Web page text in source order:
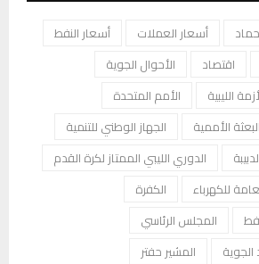
أسعار العملات
أسعار النفط
اقتصاد
الأحوال الجوية
الليبية
الأمم المتحدة
البعثة الأممية
الجهاز الوطني للتنمية
الدوري الليبي الممتاز لكرة القدم
للكهرباء
الكفرة
المجلس الرئاسي
الجوية
المشير حفتر